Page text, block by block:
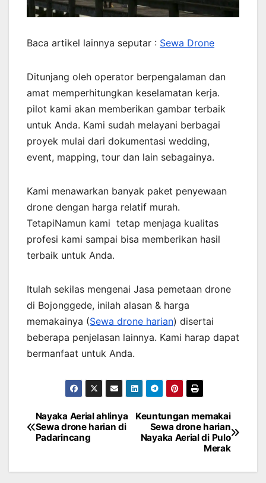
Baca artikel lainnya seputar : Sewa Drone
Ditunjang oleh operator berpengalaman dan
amat memperhitungkan keselamatan kerja.
pilot kami akan memberikan gambar terbaik
untuk Anda. Kami sudah melayani berbagai
proyek mulai dari dokumentasi wedding,
event, mapping, tour dan lain sebagainya.
Kami menawarkan banyak paket penyewaan
drone dengan harga relatif murah.
TetapiNamun kami tetap menjaga kualitas
profesi kami sampai bisa memberikan hasil
terbaik untuk Anda.
Itulah sekilas mengenai Jasa pemetaan drone
di Bojonggede, inilah alasan & harga
memakainya (Sewa drone harian) disertai
beberapa penjelasan lainnya. Kami harap dapat
bermanfaat untuk Anda.
Post
navigation
Keuntungan memakai
Sewa drone harian
Nayaka Aerial di Pulo
Merak
Nayaka Aerial ahlinya
Sewa drone harian di
Padarincang